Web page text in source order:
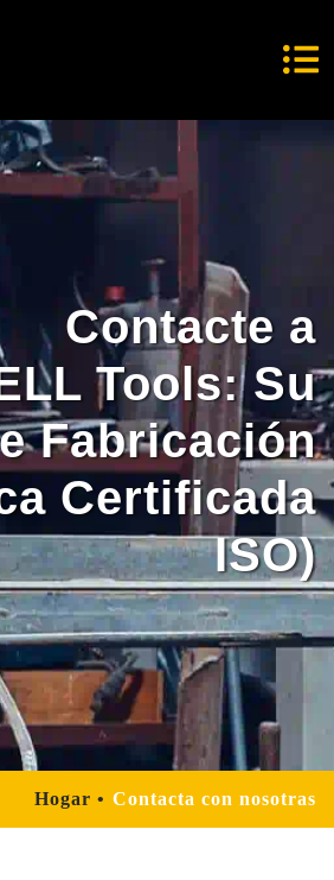
Contacte a
Tools: Su
Fabricación
Certificada
ISO)
Hogar Contacta con nosotras